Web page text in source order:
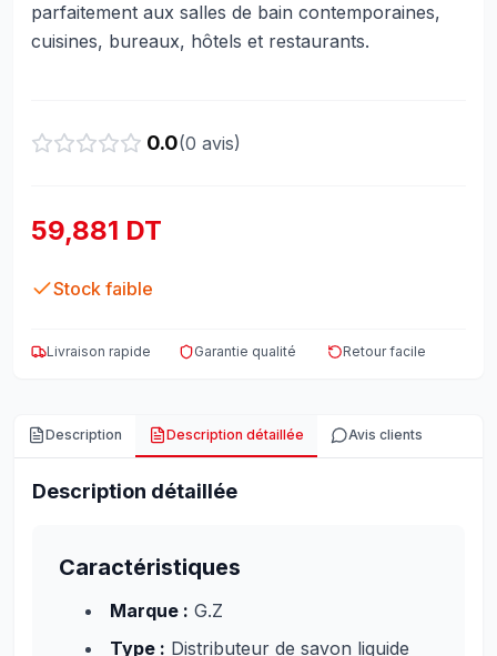
parfaitement aux salles de bain contemporaines,
cuisines, bureaux, hôtels et restaurants.
0.0(0 avis)
59,881 DT
Stock faible
Livraison rapide Garantie qualité Retour facile
Description Description détaillée Avis clients
Description détaillée
Caractéristiques
Marque : G.Z
Type : Distributeur de savon liquide